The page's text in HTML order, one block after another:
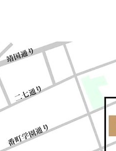
​番町学園通り
​靖国通り
​二七通り